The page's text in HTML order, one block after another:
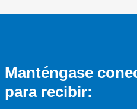
Manténgase
para recibir: